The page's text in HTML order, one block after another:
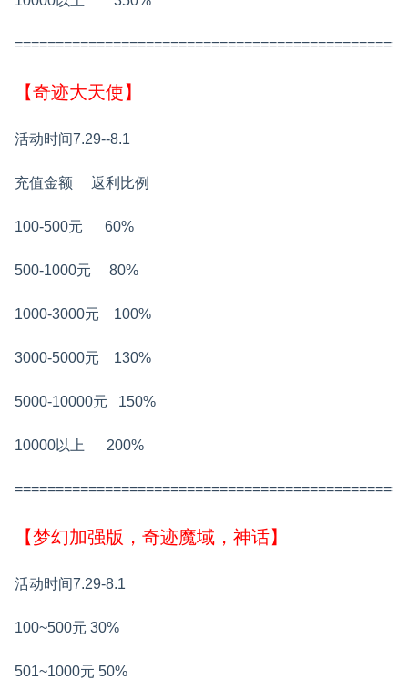
【奇迹大天使】
活动时间7.29--8.1
充值金额 返利比例
100-500元 60%
500-1000元 80%
1000-3000元 100%
3000-5000元 130%
5000-10000元 150%
10000以上 200%
【梦幻加强版，奇迹魔域，神话】
活动时间7.29-8.1
100~500元 30%
501~1000元 50%